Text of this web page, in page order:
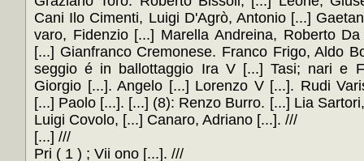
Cani Ilo Cimenti, Luigi D'Agrò, Antonio [...]
varo, Fidenzio [...] Marella Andreina, Roberto
[...] Gianfranco Cremonese. Franco Frigo, Aldo
seggio é in ballottaggio Ira V [...] Tasi; nari e
Giorgio [...]. Angelo [...] Lorenzo V [...]. Rudi
[...] Paolo [...]. [...] (8): Renzo Burro. [...] Lia
Luigi Covolo, [...] Canaro, Adriano [...]. ///
[...] ///
Pri ( 1 ) ; Vii ono [...]. ///